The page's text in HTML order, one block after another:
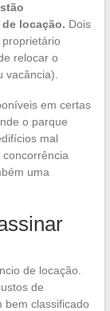
locação. Dois
relocar o
em certas
o parque
mal
uma
de locação.
de
bem classificado